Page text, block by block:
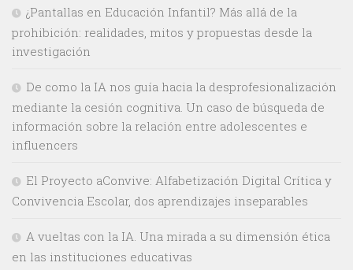
¿Pantallas en Educación Infantil? Más allá de la
prohibición: realidades, mitos y propuestas desde la
investigación
De como la IA nos guía hacia la desprofesionalización
mediante la cesión cognitiva. Un caso de búsqueda de
información sobre la relación entre adolescentes e
influencers
El Proyecto aConvive: Alfabetización Digital Crítica y
Convivencia Escolar, dos aprendizajes inseparables
A vueltas con la IA. Una mirada a su dimensión ética
en las instituciones educativas